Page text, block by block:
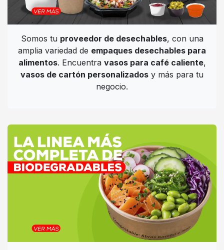
Somos tu proveedor de desechables, con una
amplia variedad de empaques desechables para
alimentos. Encuentra vasos para café caliente,
vasos de cartón personalizados y más para tu
negocio.